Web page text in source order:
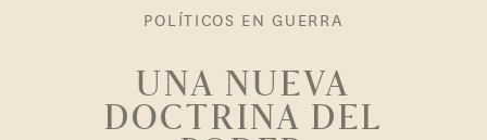
POLÍTICOS EN GUERRA
UNA NUEVA
DOCTRINA DEL